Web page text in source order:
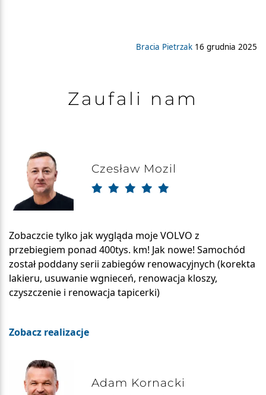
Bracia Pietrzak 16 grudnia 2025
Zaufali nam
Czesław Mozil
Zobaczcie tylko jak wygląda moje VOLVO z
przebiegiem ponad 400tys. km! Jak nowe! Samochód
został poddany serii zabiegów renowacyjnych (korekta
lakieru, usuwanie wgnieceń, renowacja kloszy,
czyszczenie i renowacja tapicerki)
Zobacz realizacje
Adam Kornacki